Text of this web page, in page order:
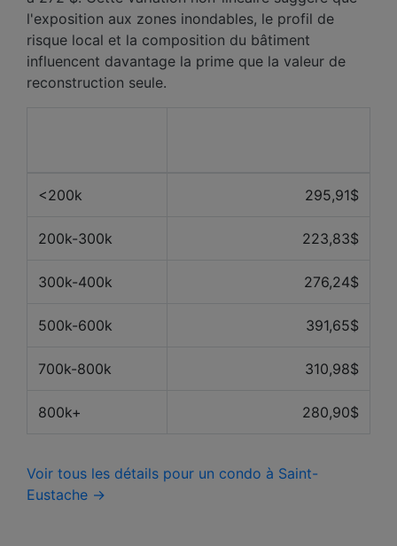
l'exposition aux zones inondables, le profil de
risque local et la composition du bâtiment
influencent davantage la prime que la valeur de
reconstruction seule.
<200k 295,91$
200k-300k 223,83$
300k-400k 276,24$
500k-600k 391,65$
700k-800k 310,98$
800k+ 280,90$
Voir tous les détails pour un condo à Saint-
Eustache →